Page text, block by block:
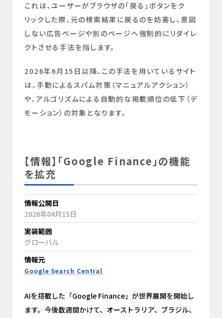
これは、ユーザーがブラウザの「戻る」ボタンをク
リックした際、元の検索結果に戻るのを妨害し、意図
しない広告ページや別のページへ強制的にリダイレ
クトさせる手法を指します。
2026年6月15日以降、この手法を用いているサイト
は、手動によるスパム対策（マニュアルアクション）
や、アルゴリズムによる自動的な掲載順位の低下（デ
モーション）の対象となります。
【情報】「Google Finance」の機能
を拡充
情報公開日
2026年04月15日
実装範囲
グローバル
情報元
Google Search Central
AIを搭載した「Google Finance」が世界展開を開始し
ます。今後数週間かけて、オーストラリア、ブラジル、